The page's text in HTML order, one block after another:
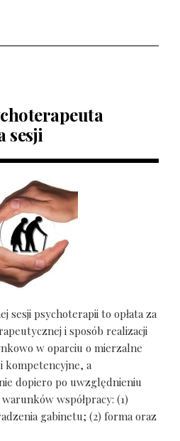
sesji
sesji psychoterapii to opłata za
i sposób realizacji
w oparciu o mierzalne
kompetencyjne, a
dopiero po uwzględnieniu
współpracy: (1)
gabinetu; (2) forma oraz